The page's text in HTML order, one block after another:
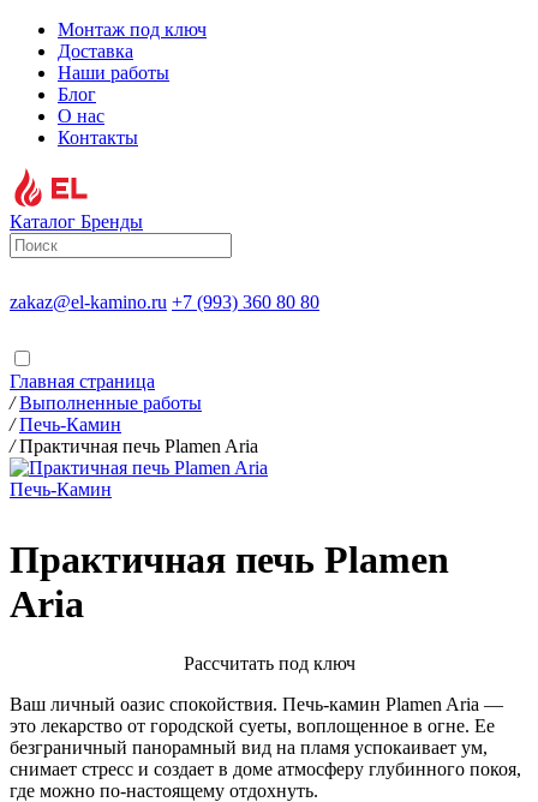
Монтаж под ключ
Доставка
Наши работы
Блог
О нас
Контакты
Каталог Бренды
zakaz@el-kamino.ru +7 (993) 360 80 80
Главная страница
/ Выполненные работы
/ Печь-Камин
/ Практичная печь Plamen Aria
Практичная печь Plamen
Aria
Печь-Камин
Расcчитать под ключ
Ваш личный оазис спокойствия. Печь-камин Plamen Aria —
это лекарство от городской суеты, воплощенное в огне. Ее
безграничный панорамный вид на пламя успокаивает ум,
снимает стресс и создает в доме атмосферу глубинного покоя,
где можно по-настоящему отдохнуть.